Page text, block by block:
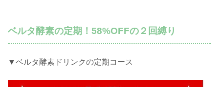
ベルタ酵素の定期！58%OFFの２回縛り
▼ベルタ酵素ドリンクの定期コース